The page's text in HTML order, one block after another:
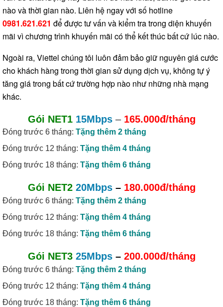
nào và thời gian nào. Liên hệ ngay với số hotline
0981.621.621 để được tư vấn và kiểm tra trong diện khuyến
mãi vì chương trình khuyến mãi có thể kết thúc bất cứ lúc nào.
Ngoài ra, Viettel chúng tôi luôn đảm bảo giữ nguyên giá cước
cho khách hàng trong thời gian sử dụng dịch vụ, không tự ý
tăng giá trong bất cứ trường hợp nào như những nhà mạng
khác.
Gói NET115Mbps– 165.000đ/tháng
Đóng trước 6 tháng: Tặng thêm 2 tháng
Đóng trước 12 tháng: Tặng thêm 4 tháng
Đóng trước 18 tháng: Tặng thêm 6 tháng
Gói NET220Mbps– 180.000đ/tháng
Đóng trước 6 tháng: Tặng thêm 2 tháng
Đóng trước 12 tháng: Tặng thêm 4 tháng
Đóng trước 18 tháng: Tặng thêm 6 tháng
Gói NET325Mbps– 200.000đ/tháng
Đóng trước 6 tháng: Tặng thêm 2 tháng
Đóng trước 12 tháng: Tặng thêm 4 tháng
Đóng trước 18 tháng: Tặng thêm 6 tháng